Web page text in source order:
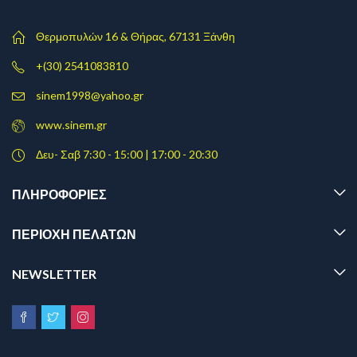
Θερμοπυλών 16 & Θήρας, 67131 Ξάνθη
+(30) 2541083810
sinem1998@yahoo.gr
www.sinem.gr
Δευ- Σαβ 7:30 - 15:00 | 17:00 - 20:30
ΠΛΗΡΟΦΟΡΊΕΣ
ΠΕΡΙΟΧΗ ΠΕΛΑΤΩΝ
NEWSLETTER